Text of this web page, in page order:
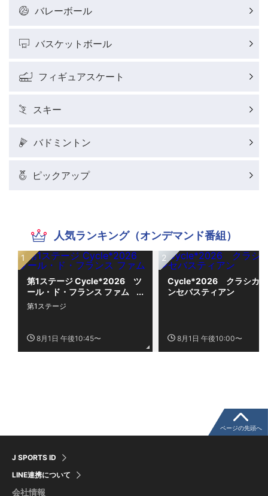
バレーボール
バスケットボール
フィギュアスケート
スキー
バドミントン
ピックアップ
人気ランキング（オンデマンド番組）
第1ステージ Cycle*2026 ツ
ール・ド・フランス ファム
8月1日 午後10:45〜
第1ステージ
Cycle*2026 クラシカ
ンセバスティアン
8月1日 午後10:00〜
J SPORTS ID
LINE連携について
会社情報
ページの先頭へ